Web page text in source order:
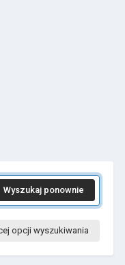
Wyszukaj ponownie
opcji wyszukiwania